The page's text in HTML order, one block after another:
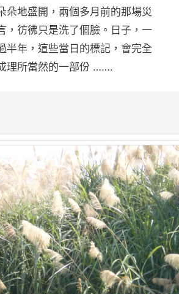
朵地盛開，兩個多月前的那場災
，彷彿只是洗了個臉。日子，一
半年，這些當日的標記，會完全
理所當然的一部份 …….